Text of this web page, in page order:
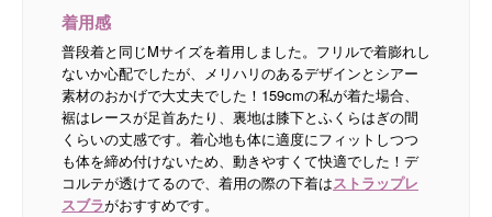
着用感
普段着と同じMサイズを着用しました。フリルで着膨れし
ないか心配でしたが、メリハリのあるデザインとシアー
素材のおかげで大丈夫でした！159cmの私が着た場合、
裾はレースが足首あたり、裏地は膝下とふくらはぎの間
くらいの丈感です。着心地も体に適度にフィットしつつ
も体を締め付けないため、動きやすくて快適でした！デ
コルテが透けてるので、着用の際の下着はストラップレ
スブラがおすすめです。